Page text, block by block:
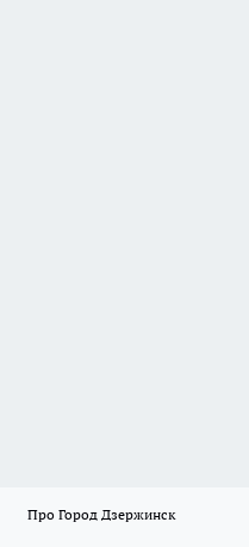
Про Город Дзержинск